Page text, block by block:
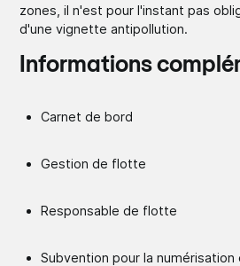
zones, il n'est pour l'instant pas
d'une vignette antipollution.
Informations
Carnet de bord
Gestion de flotte
Responsable de flotte
Subvention pour la